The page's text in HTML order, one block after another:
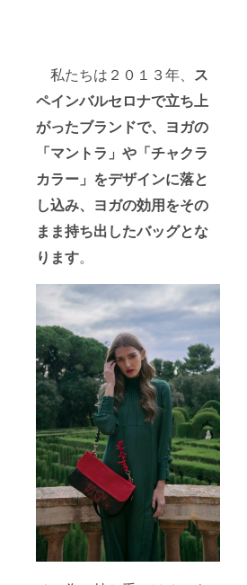
私たちは２０１３年、 ス
ペインバルセロナで立ち上
がったブランドで、ヨガの
「マントラ」や「チャクラ
カラー」をデザインに落と
し込み、ヨガの効用をその
まま持ち出したバッグとな
ります。